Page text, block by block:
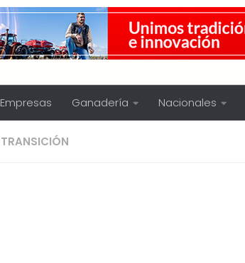
Empresas Ganadería Nacionales
TRANSICIÓN